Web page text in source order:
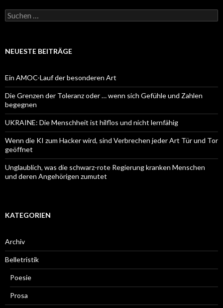
Suchen
nach:
NEUESTE BEITRÄGE
Ein AMOC-Lauf der besonderen Art
Die Grenzen der Toleranz oder … wenn sich Gefühle und Zahlen
begegnen
UKRAINE: Die Menschheit ist hilflos und nicht lernfähig
Wenn die KI zum Hacker wird, sind Verbrechen jeder Art Tür und Tor
geöffnet
Unglaublich, was die schwarz-rote Regierung kranken Menschen
und deren Angehörigen zumutet
KATEGORIEN
Archiv
Belletristik
Poesie
Prosa